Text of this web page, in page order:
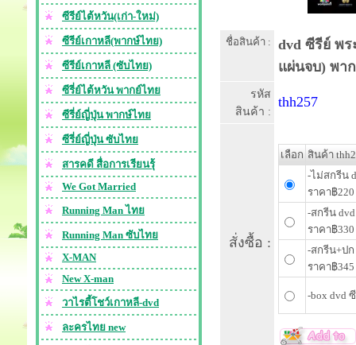
ซีรีย์ไต้หวัน(เก่า-ใหม่)
ซีรีย์เกาหลี(พากษ์ไทย)
ซีรีย์เกาหลี (ซับไทย)
ซีรี่ย์ไต้หวัน พากย์ไทย
ซีรี่ย์ญี่ปุ่น พากษ์ไทย
ซีรี่ย์ญี่ปุ่น ซับไทย
สารคดี สื่อการเรียนรุ้
We Got Married
Running Man ไทย
Running Man ซับไทย
X-MAN
New X-man
วาไรตี้โชว์เกาหลี-dvd
ละครไทย new
ชื่อสินค้า :
dvd ซีรีย์ พร
แผ่นจบ) พา
รหัส
สินค้า :
thh257
สั่งซื้อ :
เลือก สินค้า
-ไม่สกรีน
ราคา฿220
-สกรีน
ราคา฿330
-สกรีน+ป
ราคา฿345
-box dvd